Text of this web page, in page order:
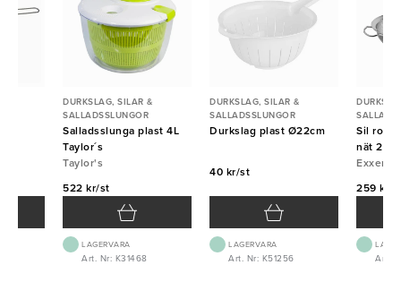
DURKSLAG, SILAR &
SALLADSSLUNGOR
Salladsslunga plast 4L
Taylor´s
Taylor's
522 kr/st
LAGERVARA
Art. Nr: K31468
DURKSLAG, SILAR &
SALLADSSLUNGOR
Durkslag plast Ø22cm
40 kr/st
LAGERVARA
Art. Nr: K51256
Sil
nät
Exxent
259 kr/
Art.